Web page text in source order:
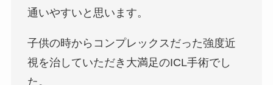
通いやすいと思います。
子供の時からコンプレックスだった強度近
視を治していただき大満足のICL手術でし
た。